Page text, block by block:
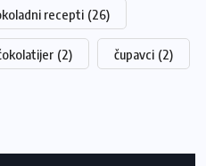
recepti (26)
(2) čupavci (2)